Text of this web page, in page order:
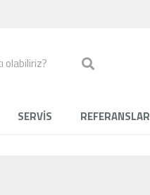
SERVİS REFERANSLAR